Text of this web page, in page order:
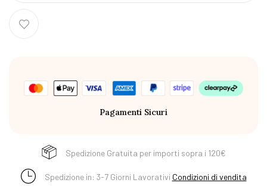
Pagamenti Sicuri
Spedizione Gratuita per importi sopra i 120€
Spedizione in: 3-7 Giorni Lavorativi Condizioni di vendita